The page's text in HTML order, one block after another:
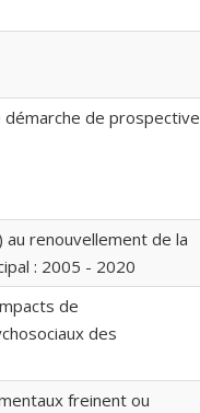
de prospective
renouvellement de la
: 2005 - 2020
de
des
freinent ou